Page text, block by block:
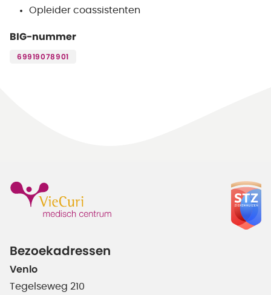
Opleider coassistenten
BIG-nummer
69919078901
Bezoekadressen
Venlo
Tegelseweg 210